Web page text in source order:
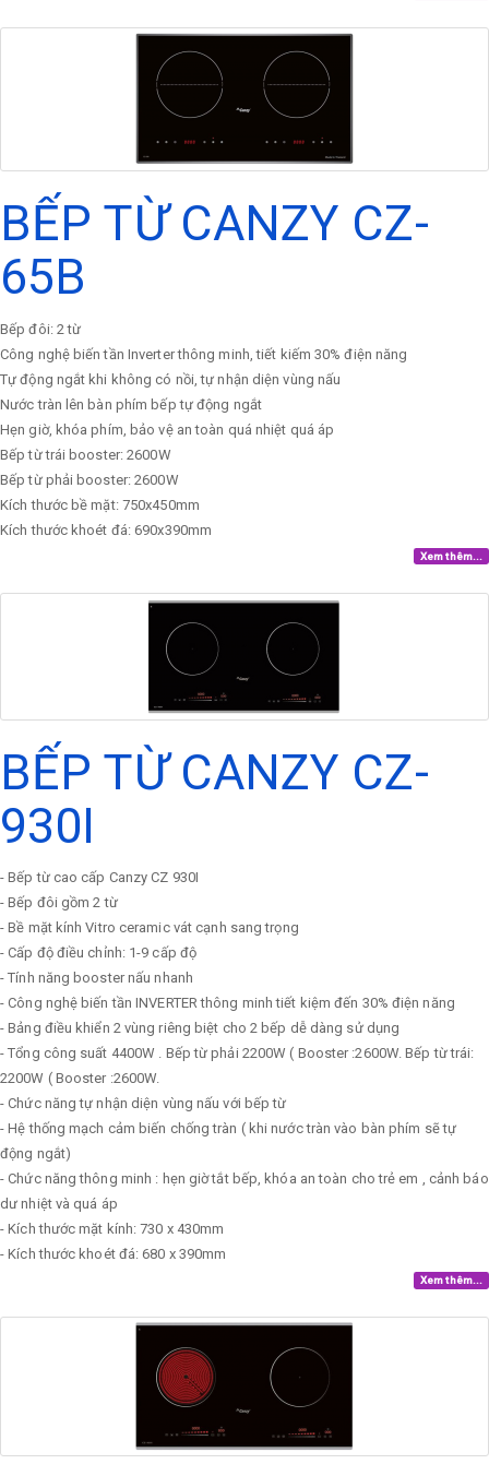
BẾP TỪ CANZY CZ-
65B
Bếp đôi: 2 từ
Công nghệ biến tần Inverter thông minh, tiết kiếm 30% điện năng
Tự động ngắt khi không có nồi, tự nhận diện vùng nấu
Nước tràn lên bàn phím bếp tự động ngắt
Hẹn giờ, khóa phím, bảo vệ an toàn quá nhiệt quá áp
Bếp từ trái booster: 2600W
Bếp từ phải booster: 2600W
Kích thước bề mặt: 750x450mm
Kích thước khoét đá: 690x390mm
Xem thêm...
BẾP TỪ CANZY CZ-
930I
- Bếp từ cao cấp Canzy CZ 930I
- Bếp đôi gồm 2 từ
- Bề mặt kính Vitro ceramic vát cạnh sang trọng
- Cấp độ điều chỉnh: 1-9 cấp độ
- Tính năng booster nấu nhanh
- Công nghệ biến tần INVERTER thông minh tiết kiệm đến 30% điện năng
- Bảng điều khiển 2 vùng riêng biệt cho 2 bếp dễ dàng sử dụng
- Tổng công suất 4400W . Bếp từ phải 2200W ( Booster :2600W. Bếp từ trái:
2200W ( Booster :2600W.
- Chức năng tự nhận diện vùng nấu với bếp từ
- Hệ thống mạch cảm biến chống tràn ( khi nước tràn vào bàn phím sẽ tự
động ngắt)
- Chức năng thông minh : hẹn giờ tắt bếp, khóa an toàn cho trẻ em , cảnh báo
dư nhiệt và quá áp
- Kích thước mặt kính: 730 x 430mm
- Kích thước khoét đá: 680 x 390mm
Xem thêm...